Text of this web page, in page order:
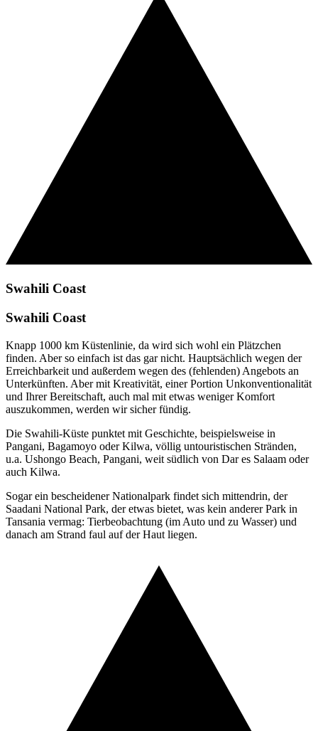
Swahili Coast
Swahili Coast
Knapp 1000 km Küstenlinie, da wird sich wohl ein Plätzchen
finden. Aber so einfach ist das gar nicht. Hauptsächlich wegen der
Erreichbarkeit und außerdem wegen des (fehlenden) Angebots an
Unterkünften. Aber mit Kreativität, einer Portion Unkonventionalität
und Ihrer Bereitschaft, auch mal mit etwas weniger Komfort
auszukommen, werden wir sicher fündig.
Die Swahili-Küste punktet mit Geschichte, beispielsweise in
Pangani, Bagamoyo oder Kilwa, völlig untouristischen Stränden,
u.a. Ushongo Beach, Pangani, weit südlich von Dar es Salaam oder
auch Kilwa.
Sogar ein bescheidener Nationalpark findet sich mittendrin, der
Saadani National Park, der etwas bietet, was kein anderer Park in
Tansania vermag: Tierbeobachtung (im Auto und zu Wasser) und
danach am Strand faul auf der Haut liegen.